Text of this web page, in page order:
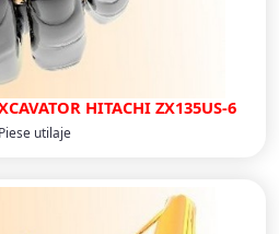
HITACHI ZX135US-6
Piese utilaje